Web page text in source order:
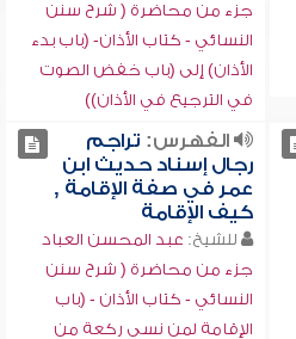
جزء من محاضرة ( شرح سنن
النسائي - كتاب الأذان- (باب بدء
الأذان) إلى (باب خفض الصوت
في الترجيع في الأذان))
الفهرس: تراجم
رجال إسناد حديث ابن
عمر في صفة الإقامة ,
كيف الإقامة
للشيخ: عبد المحسن العباد
جزء من محاضرة ( شرح سنن
النسائي - كتاب الأذان - (باب
الإقامة لمن نسي ركعة من